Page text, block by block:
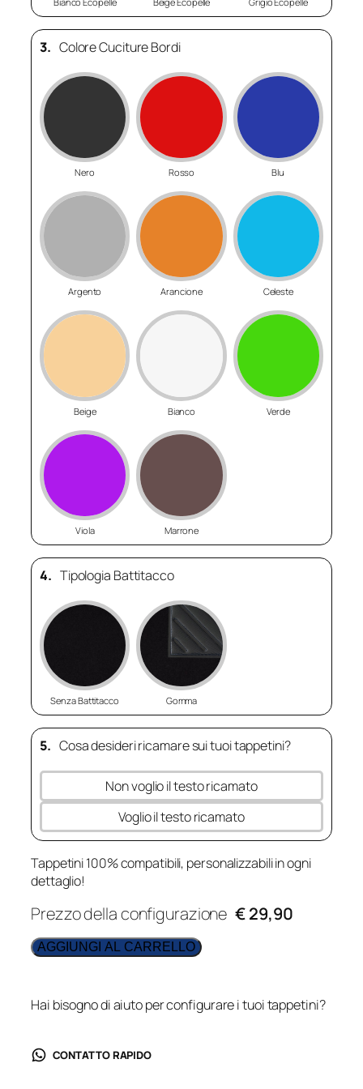
3. Colore Cuciture Bordi
Nero Rosso Blu
Argento Arancione Celeste
Beige Bianco Verde
Viola Marrone
4. Tipologia Battitacco
Senza Battitacco Gomma
5. Cosa desideri ricamare sui tuoi tappetini?
Non voglio il testo ricamato
Voglio il testo ricamato
Tappetini 100% compatibili, personalizzabili in ogni
dettaglio!
Prezzo della configurazione € 29,90
AGGIUNGI AL CARRELLO
Hai bisogno di aiuto per configurare i tuoi tappetini?
CONTATTO RAPIDO